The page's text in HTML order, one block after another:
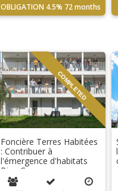
OBLIGATION 4.5% 72 months
COMPLETED
Foncière Terres Habitées
: Contribuer à
l'émergence d'habitats
Bien Commun